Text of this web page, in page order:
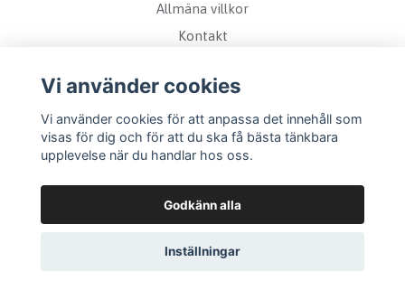
Allmäna villkor
Kontakt
Vi använder cookies
Vi använder cookies för att anpassa det innehåll som
visas för dig och för att du ska få bästa tänkbara
upplevelse när du handlar hos oss.
Godkänn alla
Inställningar